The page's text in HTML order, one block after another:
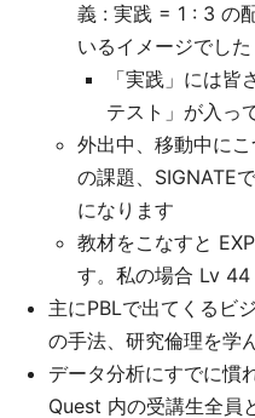
義 : 実践 = 1 : 3 の
いるイメージでした
「実践」には
テスト」が入っ
外出中、移動中に
の課題、SIGNATE
になります
教材をこなすと
す。私の場合 Lv 44
主にPBLで出てくるビ
の手法、研究倫理を学
データ分析にすでに慣
Quest 内の受講生全員